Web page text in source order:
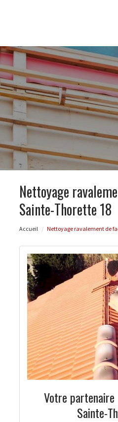
Nettoyage
Sainte-Thorette 18
Accueil Nettoyage ravalement de
Votre
Sainte-